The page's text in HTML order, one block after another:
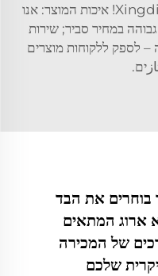
גדולה? חפשו לא רחוק יותר מאשר Xingdi! איכות המוצר: אנו
במחיר סביר; שירות
לספק ללקוחות מוצרים
בוחרים את הבד
ארוג המתאים
של המכירה
שלכם